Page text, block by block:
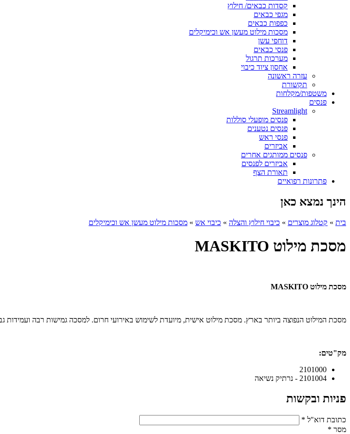
קסדות כבאים/ חילוץ
מגפי כבאים
כפפות כבאים
מסכות מילוט מעשן אש וכימיקלים
דוחפי עשן
פנסי כבאים
מערכות תרגול
אחסון ציוד כיבוי
עזרה ראשונה
תקשורת
משטפות/מקלחות
פנסים
Streamlight
פנסים מופעלי סוללות
פנסים נטענים
פנסי ראש
אביזרים
פנסים ממותגים אחרים
אביזרים לפנסים
תאורת הצף
פתרונות רפואיים
הינך נמצא כאן
בית » קטלוג מוצרים » כיבוי חילוץ והצלה » כיבוי אש » מסכות מילוט מעשן אש וכימיקלים
מסכת מילוט MASKITO
מסכת מילוט MASKITO
מסכת המילוט הנפוצה ביותר בארץ. מסכת מילוט אישית, מיועדת לשימוש באירועי חרום. למסכה גמישות רבה ועמידות גבוהה בחום ועשן.
מק"טים:
2101000
2101004 - נרתיק נשיאה
פניות ובקשות
כתובת דוא"ל *
מסר *